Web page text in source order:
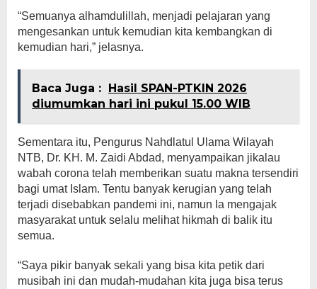
“Semuanya alhamdulillah, menjadi pelajaran yang
mengesankan untuk kemudian kita kembangkan di
kemudian hari,” jelasnya.
Baca Juga : Hasil SPAN-PTKIN 2026
diumumkan hari ini pukul 15.00 WIB
Sementara itu, Pengurus Nahdlatul Ulama Wilayah
NTB, Dr. KH. M. Zaidi Abdad, menyampaikan jikalau
wabah corona telah memberikan suatu makna tersendiri
bagi umat Islam. Tentu banyak kerugian yang telah
terjadi disebabkan pandemi ini, namun Ia mengajak
masyarakat untuk selalu melihat hikmah di balik itu
semua.
“Saya pikir banyak sekali yang bisa kita petik dari
musibah ini dan mudah-mudahan kita juga bisa terus